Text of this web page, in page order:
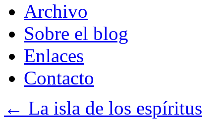
Archivo
Sobre el blog
Enlaces
Contacto
← La isla de los espíritus